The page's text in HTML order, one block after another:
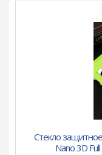
Стекло
Nano 3D